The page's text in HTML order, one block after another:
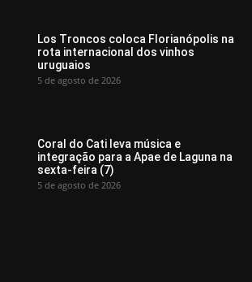
Los Troncos coloca Florianópolis na
rota internacional dos vinhos
uruguaios
5 de agosto de 2026
Coral do Cati leva música e
integração para a Apae de Laguna na
sexta-feira (7)
5 de agosto de 2026